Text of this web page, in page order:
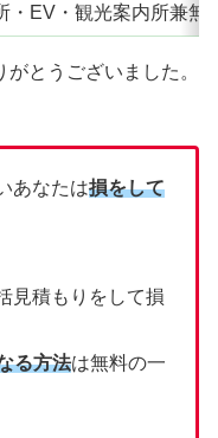
・EV・観光案内所兼無
とうございました。
あなたは損をして
見積もりをして損
る方法は無料の一